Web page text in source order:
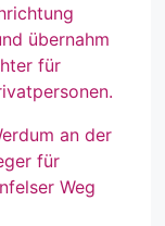
übernahm
für
an der
für
Weg